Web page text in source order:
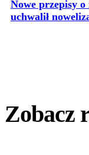
Nowe przepisy
uchwalił
Zobacz